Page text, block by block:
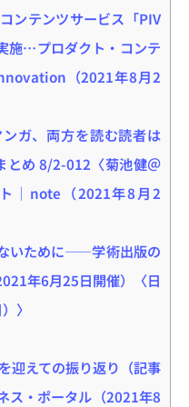
ンテンツサービス「PIV
施…プロダクト・コンテ
（2021年8月2
ガ、両方を読む読者は
とめ 8/2-012〈菊池健＠
｜note（2021年8月2
いために――学術出版の
年6月25日開催）〈日
〉
えての振り返り（記事
ス・ポータル（2021年8